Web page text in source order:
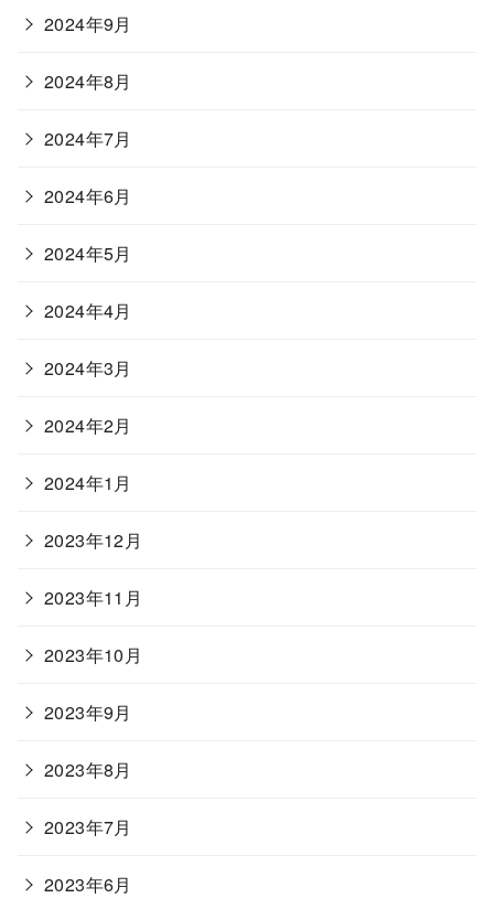
2024年9月
2024年8月
2024年7月
2024年6月
2024年5月
2024年4月
2024年3月
2024年2月
2024年1月
2023年12月
2023年11月
2023年10月
2023年9月
2023年8月
2023年7月
2023年6月